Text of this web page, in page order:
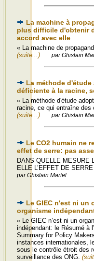
La machine à
plus difficile d'obtenir
accord avec elle
« La machine de
(suite...)
par Ghislain
La méthode d'étude
déficiente à la racine,
« La méthode d'étude
racine, ce qui entraîne des
(suite...)
par Ghislain
Le CO2 humain ne
effet de serre: pas
DANS QUELLE MESURE
ELLE L’EFFET DE
par Ghislain Martel
Le GIEC n'est ni un
organisme
« Le GIEC n’est ni un
indépendant: le Résumé à
Summary for Policy
instances internationales,
sous le contrôle étroit des
surveillance des ONG.